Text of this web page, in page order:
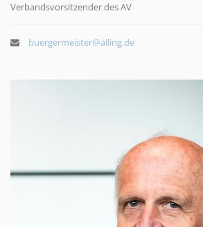
Verbandsvorsitzender des AV
buergermeister@alling.de